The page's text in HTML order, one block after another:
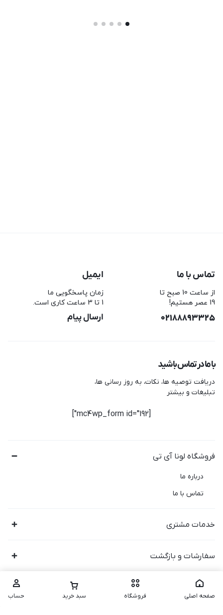
تماس با ما
از ساعت 10 صبح تا
19 عصر هستیم!
02188893325
ایمیل
زمان پاسخگویی ما
1 تا 3 ساعت کاری است.
ارسال پیام
با ما در تماس باشید
دریافت توصیه ها، نکات، به روز رسانی ها،
تبلیغات و بیشتر
[mc4wp_form id="192"]
فروشگاه لونا آی تی
درباره ما
تماس با ما
خدمات مشتری
سفارشات و بازگشت
صفحه اصلی فروشگاه سبد خرید حساب